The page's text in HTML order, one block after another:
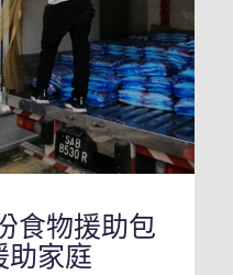
食物援助包
助家庭